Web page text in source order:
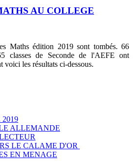
AU COLLEGE
Maths édition 2019 sont tombés. 66
classes de Seconde de l'AEFE ont
voici les résultats ci-dessous.
ALLEMANDE
LE CALAME D'OR
EN MENAGE